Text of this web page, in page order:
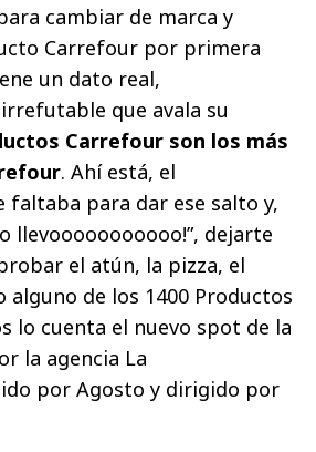
cambiar de marca y
Carrefour por primera
un dato real,
que avala su
Carrefour son los más
. Ahí está, el
faltaba para dar ese salto y,
llevooooooooooo!”, dejarte
el atún, la pizza, el
alguno de los 1400 Productos
lo cuenta el nuevo spot de la
la agencia La
por Agosto y dirigido por